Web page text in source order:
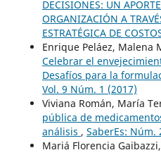
DECISIONES: UN
ORGANIZACIÓN A
ESTRATÉGICA DE
Enrique Peláez, Malena
Celebrar el
Desafíos para la
Vol. 9 Núm. 1 (2017)
Viviana Román, María
pública de
análisis , SaberEs: Núm.
Mariá Florencia Gaibazzi,